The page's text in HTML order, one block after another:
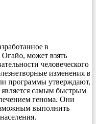
в
может взять
человеческого
изменения в
программы утверждают,
самым быстрым
генома. Они
выполнить